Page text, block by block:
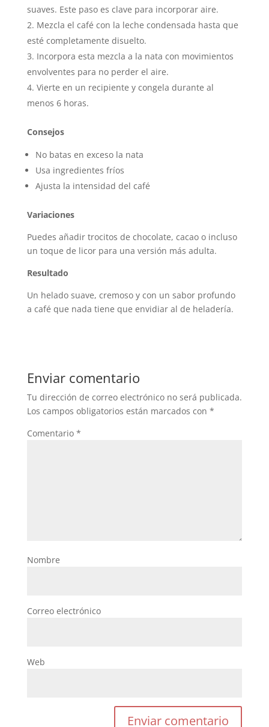
suaves. Este paso es clave para incorporar aire.
Mezcla el café con la leche condensada hasta que
esté completamente disuelto.
Incorpora esta mezcla a la nata con movimientos
envolventes para no perder el aire.
Vierte en un recipiente y congela durante al
menos 6 horas.
Consejos
No batas en exceso la nata
Usa ingredientes fríos
Ajusta la intensidad del café
Variaciones
Puedes añadir trocitos de chocolate, cacao o incluso
un toque de licor para una versión más adulta.
Resultado
Un helado suave, cremoso y con un sabor profundo
a café que nada tiene que envidiar al de heladería.
Enviar comentario
Tu dirección de correo electrónico no será publicada.
Los campos obligatorios están marcados con *
Comentario *
Nombre
Correo electrónico
Web